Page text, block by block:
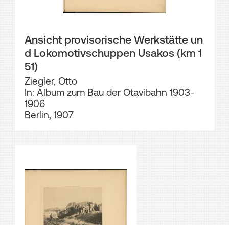
Ansicht provisorische Werkstätte un
d Lokomotivschuppen Usakos (km 1
51)
Ziegler, Otto
In: Album zum Bau der Otavibahn 1903-
1906
Berlin, 1907